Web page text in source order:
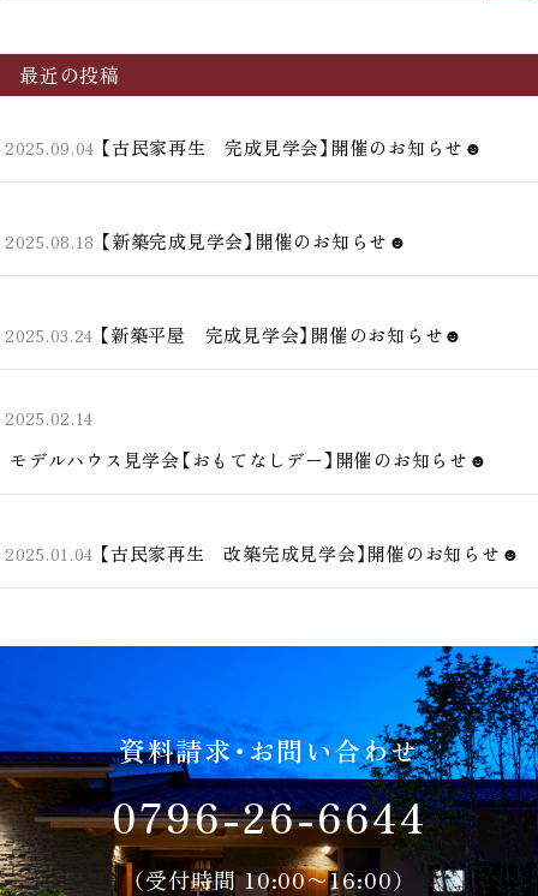
最近の投稿
2025.09.04 【古民家再生 完成見学会】開催のお知らせ☻
2025.08.18 【新築完成見学会】開催のお知らせ☻
2025.03.24 【新築平屋 完成見学会】開催のお知らせ☻
2025.02.14
モデルハウス見学会【おもてなしデー】開催のお知らせ☻
2025.01.04 【古民家再生 改築完成見学会】開催のお知らせ☻
資料請求・お問い合わせ
0796-26-6644
（受付時間 10:00〜16:00）